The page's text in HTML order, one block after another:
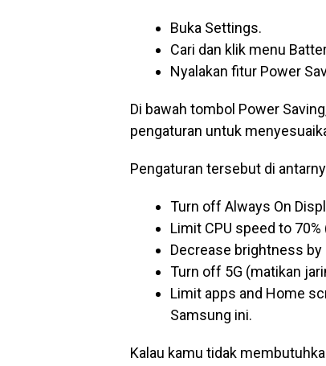
Buka Settings.
Cari dan klik menu
Nyalakan fitur Power
Di bawah tombol Power
pengaturan untuk
Pengaturan tersebut di
Turn off Always On
Limit CPU speed to
Decrease brightness by
Turn off 5G (matikan
Limit apps and Home
Samsung ini.
Kalau kamu tidak